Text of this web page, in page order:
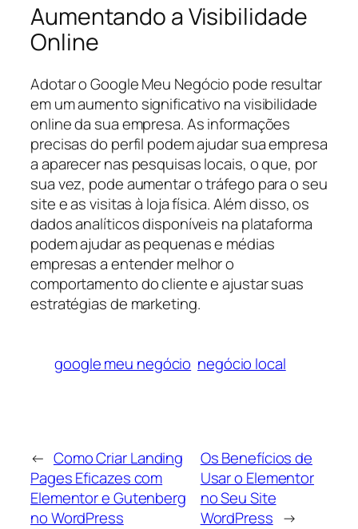
Aumentando a Visibilidade
Online
Adotar o Google Meu Negócio pode resultar
em um aumento significativo na visibilidade
online da sua empresa. As informações
precisas do perfil podem ajudar sua empresa
a aparecer nas pesquisas locais, o que, por
sua vez, pode aumentar o tráfego para o seu
site e as visitas à loja física. Além disso, os
dados analíticos disponíveis na plataforma
podem ajudar as pequenas e médias
empresas a entender melhor o
comportamento do cliente e ajustar suas
estratégias de marketing.
google meu negócio negócio local
← Como Criar Landing
Pages Eficazes com
Elementor e Gutenberg
no WordPress
Os Benefícios de
Usar o Elementor
no Seu Site
WordPress →